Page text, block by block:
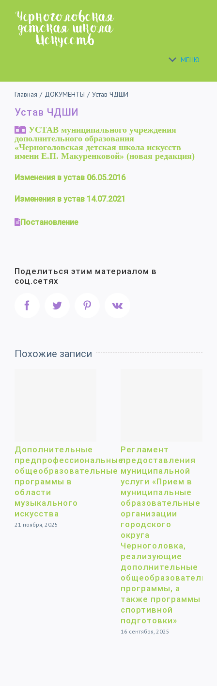
content
МЕНЮ
Главная / ДОКУМЕНТЫ / Устав ЧДШИ
Устав ЧДШИ
УСТАВ муниципального учреждения
дополнительного образования
«Черноголовская детская школа искусств
имени Е.П. Макуренковой» (новая редакция)
Изменения в устав 06.05.2016
Изменения в устав 14.07.2021
Постановление
Поделиться этим материалом в
соц.сетях
FacebookTwitter PinterestVk
Похожие записи
Дополнительные
предпрофессиональные
общеобразовательные
программы в
области
музыкального
искусства
21 ноября, 2025
Регламент
предоставления
муниципальной
услуги «Прием в
муниципальные
образовательные
организации
городского
округа
Черноголовка,
реализующие
дополнительные
программы, а
также программы
спортивной
подготовки»
16 сентября, 2025